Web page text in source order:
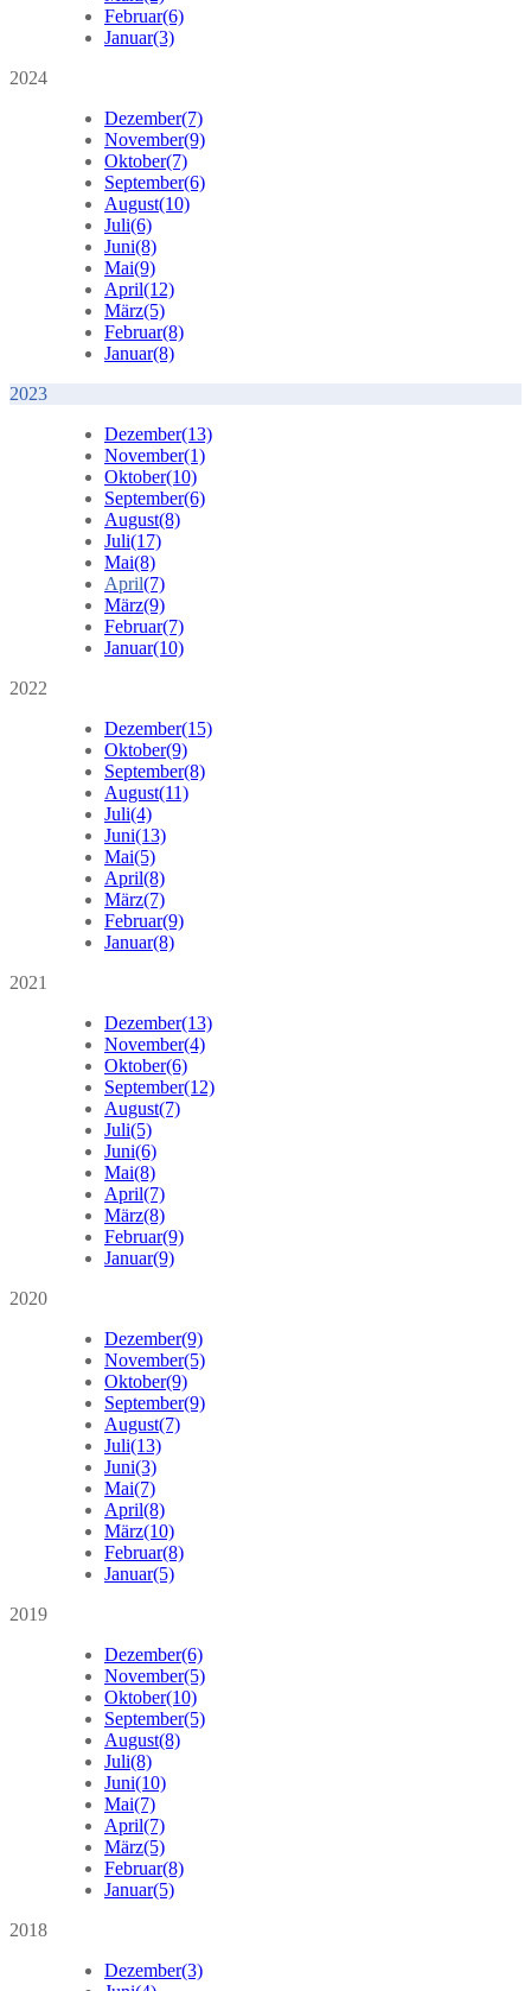
Februar(6)
Januar(3)
2024
Dezember(7)
November(9)
Oktober(7)
September(6)
August(10)
Juli(6)
Juni(8)
Mai(9)
April(12)
März(5)
Februar(8)
Januar(8)
2023
Dezember(13)
November(1)
Oktober(10)
September(6)
August(8)
Juli(17)
Mai(8)
April(7)
März(9)
Februar(7)
Januar(10)
2022
Dezember(15)
Oktober(9)
September(8)
August(11)
Juli(4)
Juni(13)
Mai(5)
April(8)
März(7)
Februar(9)
Januar(8)
2021
Dezember(13)
November(4)
Oktober(6)
September(12)
August(7)
Juli(5)
Juni(6)
Mai(8)
April(7)
März(8)
Februar(9)
Januar(9)
2020
Dezember(9)
November(5)
Oktober(9)
September(9)
August(7)
Juli(13)
Juni(3)
Mai(7)
April(8)
März(10)
Februar(8)
Januar(5)
2019
Dezember(6)
November(5)
Oktober(10)
September(5)
August(8)
Juli(8)
Juni(10)
Mai(7)
April(7)
März(5)
Februar(8)
Januar(5)
2018
Dezember(3)